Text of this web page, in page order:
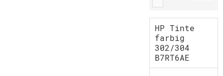
HP Tinte
farbig
302/304
B7RT6AE